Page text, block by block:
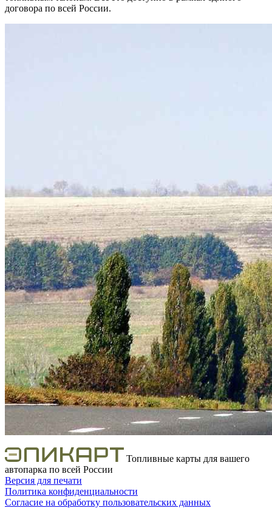
договора по всей России.
Топливные карты для вашего
автопарка по всей России
Версия для печати
Политика конфиденциальности
Согласие на обработку пользовательских данных